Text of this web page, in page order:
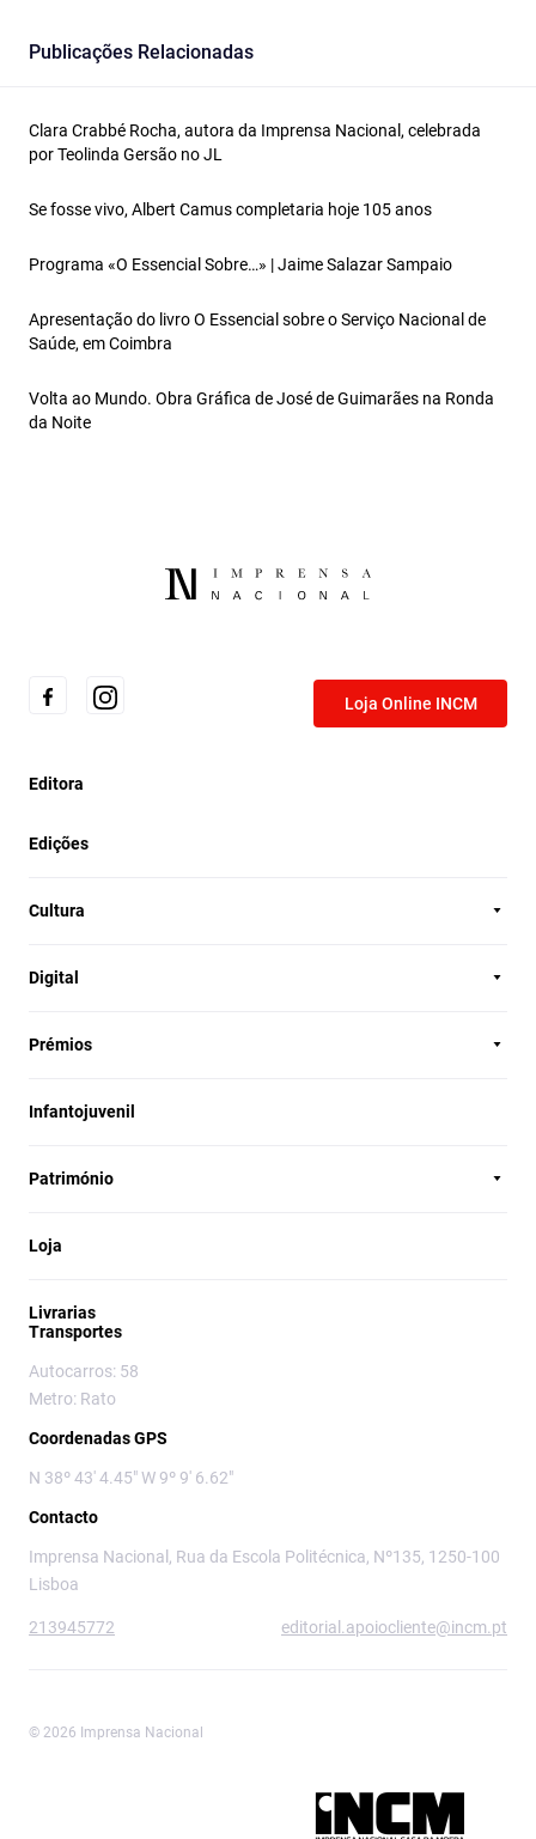
Publicações Relacionadas
Clara Crabbé Rocha, autora da Imprensa Nacional, celebrada
por Teolinda Gersão no JL
Se fosse vivo, Albert Camus completaria hoje 105 anos
Programa «O Essencial Sobre…» | Jaime Salazar Sampaio
Apresentação do livro O Essencial sobre o Serviço Nacional de
Saúde, em Coimbra
Volta ao Mundo. Obra Gráfica de José de Guimarães na Ronda
da Noite
Loja Online INCM
Editora
Edições
Cultura
Digital
Prémios
Infantojuvenil
Património
Loja
Livrarias
Transportes
Autocarros: 58
Metro: Rato
Coordenadas GPS
N 38º 43' 4.45" W 9º 9' 6.62"
Contacto
Imprensa Nacional, Rua da Escola Politécnica, Nº135, 1250-100
Lisboa
213945772 editorial.apoiocliente@incm.pt
© 2026 Imprensa Nacional